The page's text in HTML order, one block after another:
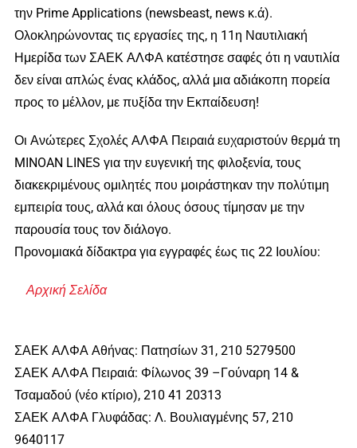
την Prime Applications (newsbeast, news κ.ά).
Ολοκληρώνοντας τις εργασίες της, η 11η Ναυτιλιακή
Ημερίδα των ΣΑΕΚ ΑΛΦΑ κατέστησε σαφές ότι η ναυτιλία
δεν είναι απλώς ένας κλάδος, αλλά μια αδιάκοπη πορεία
προς το μέλλον, με πυξίδα την Εκπαίδευση!
Οι Ανώτερες Σχολές ΑΛΦΑ Πειραιά ευχαριστούν θερμά τη
MINOAN LINES για την ευγενική της φιλοξενία, τους
διακεκριμένους ομιλητές που μοιράστηκαν την πολύτιμη
εμπειρία τους, αλλά και όλους όσους τίμησαν με την
παρουσία τους τον διάλογο.
Προνομιακά δίδακτρα για εγγραφές έως τις 22 Ιουλίου:
Αρχική Σελίδα
ΣΑΕΚ ΑΛΦΑ Αθήνας: Πατησίων 31, 210 5279500
ΣΑΕΚ ΑΛΦΑ Πειραιά: Φίλωνος 39 –Γούναρη 14 &
Τσαμαδού (νέο κτίριο), 210 41 20313
ΣΑΕΚ ΑΛΦΑ Γλυφάδας: Λ. Βουλιαγμένης 57, 210
9640117